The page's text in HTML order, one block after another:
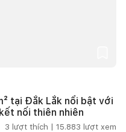
tại Đắk Lắk nổi bật với
nối thiên nhiên
3 lượt thích | 15.883 lượt xem